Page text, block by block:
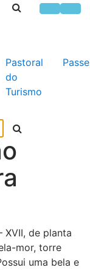
Pastoral
do
Turismo
XVII, de planta
mor, torre
uma bela e